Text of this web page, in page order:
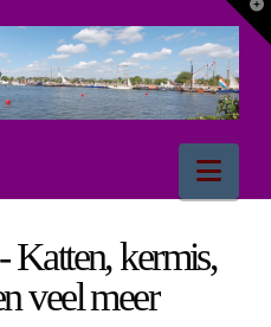
Katten, kermis,
veel meer